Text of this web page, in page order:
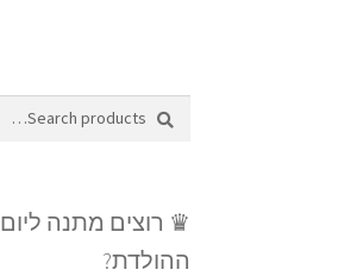
Search
for:
Search
♛ רוצים מתנה ליום
ההולדת?